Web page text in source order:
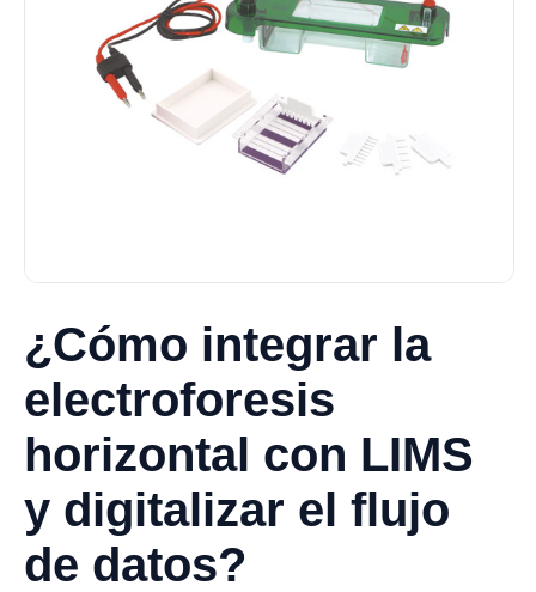
¿Cómo integrar la
electroforesis
horizontal con LIMS
y digitalizar el flujo
de datos?